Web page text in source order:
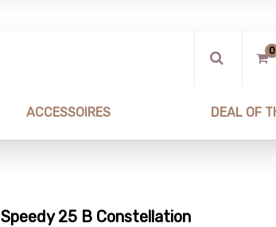
0
ACCESSOIRES DEAL OF
Speedy 25 B Constellation